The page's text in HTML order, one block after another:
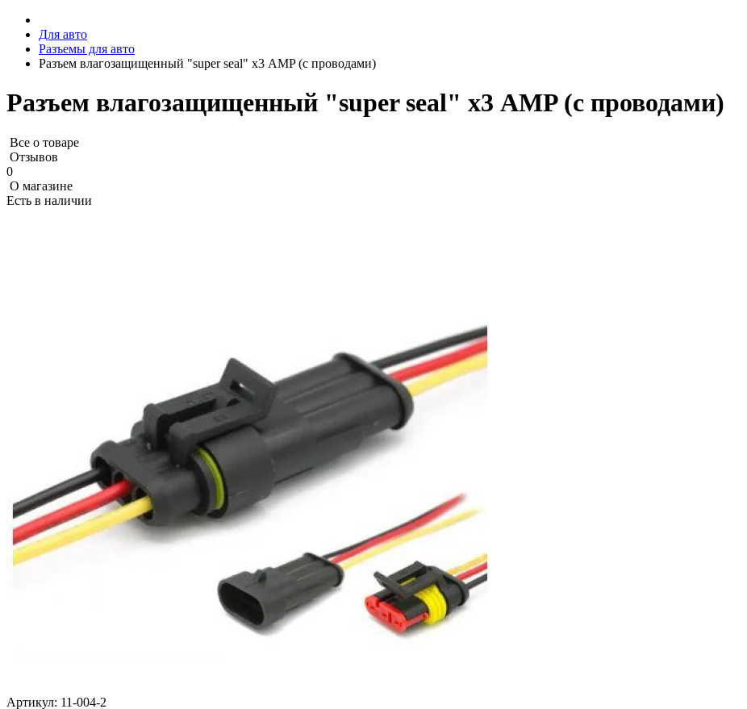
Для авто
Разъемы для авто
Разъем влагозащищенный "super seal" х3 AMP (с проводами)
Разъем влагозащищенный "super seal" х3 AMP (с проводами)
Все о товаре
Отзывов
0
О магазине
Есть в наличии
Артикул: 11-004-2